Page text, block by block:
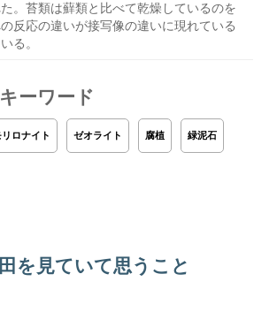
。苔類は蘚類と比べて乾燥しているのを
反応の違いが接写像の違いに現れている
る。
ーワード
ロナイト ゼオライト 腐植 緑泥石
を見ていて思うこと